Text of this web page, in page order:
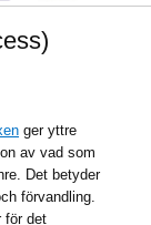
ger yttre
av vad som
Det betyder
förvandling.
för det